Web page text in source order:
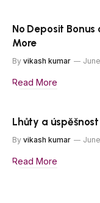
No Deposit Bonus
More
By vikash kumar
Read More
Lhůty a
By vikash kumar
Read More